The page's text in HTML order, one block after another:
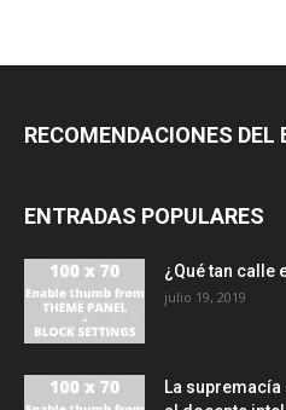
RECOMENDACIONES DEL
ENTRADAS POPULARES
¿Qué tan calle
julio 19, 2019
La